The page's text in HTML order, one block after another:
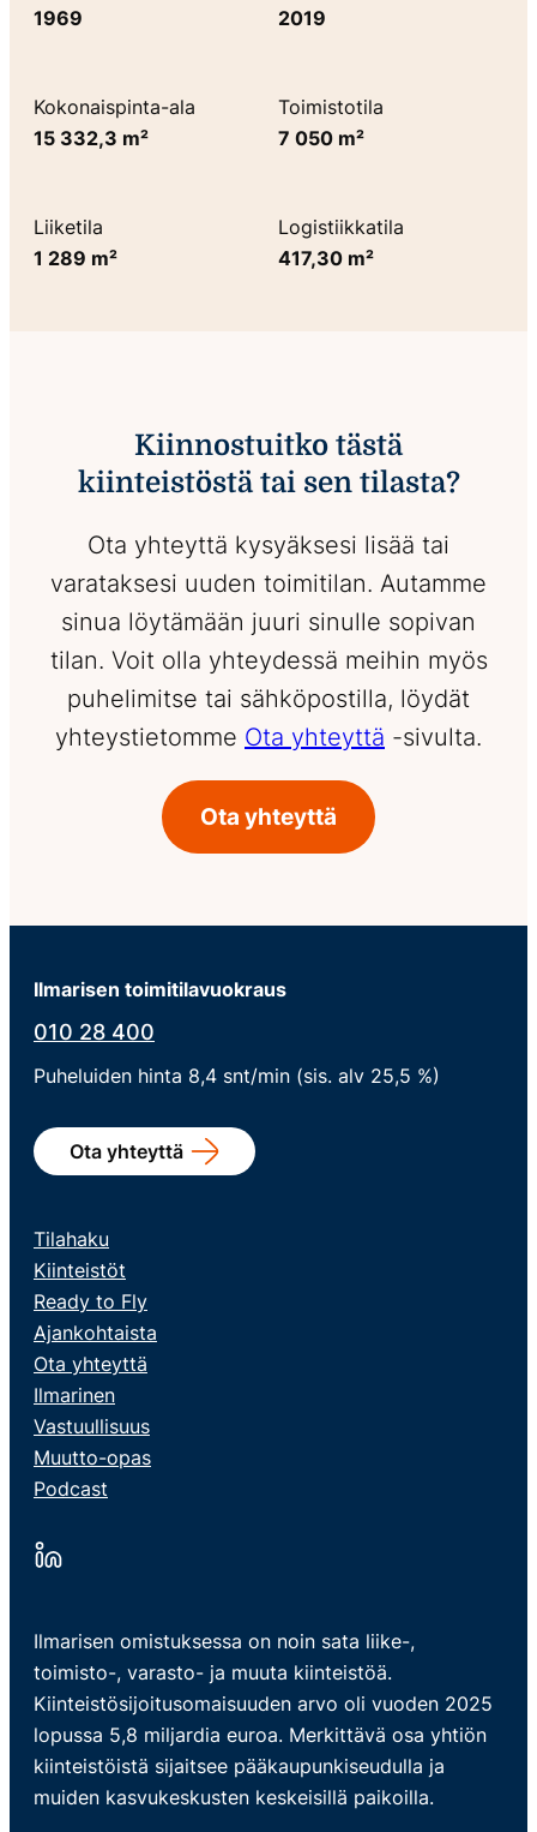
1969
2019
Kokonaispinta-ala
15 332,3 m²
Toimistotila
7 050 m²
Liiketila
1 289 m²
Logistiikkatila
417,30 m²
Kiinnostuitko tästä
kiinteistöstä tai sen tilasta?
Ota yhteyttä kysyäksesi lisää tai
varataksesi uuden toimitilan. Autamme
sinua löytämään juuri sinulle sopivan
tilan. Voit olla yhteydessä meihin myös
puhelimitse tai sähköpostilla, löydät
yhteystietomme Ota yhteyttä -sivulta.
Ota yhteyttä
Ilmarisen toimitilavuokraus
010 28 400
Puheluiden hinta 8,4 snt/min (sis. alv 25,5 %)
Ota yhteyttä
Tilahaku
Kiinteistöt
Ready to Fly
Ajankohtaista
Ota yhteyttä
Ilmarinen
Vastuullisuus
Muutto-opas
Podcast
Ilmarisen omistuksessa on noin sata liike-,
toimisto-, varasto- ja muuta kiinteistöä.
Kiinteistösijoitusomaisuuden arvo oli vuoden 2025
lopussa 5,8 miljardia euroa. Merkittävä osa yhtiön
kiinteistöistä sijaitsee pääkaupunkiseudulla ja
muiden kasvukeskusten keskeisillä paikoilla.